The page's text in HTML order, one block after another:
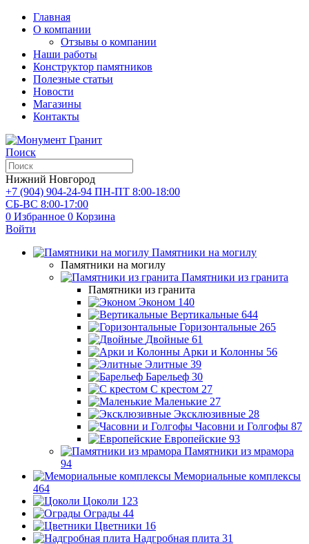
Главная
О компании
Отзывы о компании
Наши работы
Конструктор памятников
Полезные статьи
Новости
Магазины
Контакты
Поиск
Нижний Новгород
+7 (904) 904-24-94 ПН-ПТ 8:00-18:00
СБ-ВС 8:00-17:00
0 Избранное 0 Корзина
Войти
Памятники на могилу
Памятники на могилу
Памятники из гранита
Памятники из гранита
Эконом 140
Вертикальные 644
Горизонтальные 265
Двойные 61
Арки и Колонны 56
Элитные 39
Барельеф 30
С крестом 27
Маленькие 27
Эксклюзивные 28
Часовни и Голгофы 87
Европейские 93
Памятники из мрамора
94
Мемориальные комплексы
464
Цоколи 123
Ограды 44
Цветники 16
Надгробная плита 31